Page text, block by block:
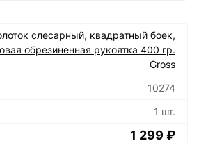
слесарный, квадратный боек,
обрезиненная рукоятка 400 гр.
Gross
10274
1 шт.
1 299 ₽